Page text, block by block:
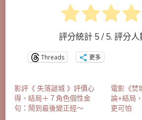
評分統計 5/ 5. 評分人
Threads 更多
影評《 失落謎城 》評價心
得、結局＋７角色個性金
句：鬧到最後變正經～
電影《焚
論+結局
更可怕